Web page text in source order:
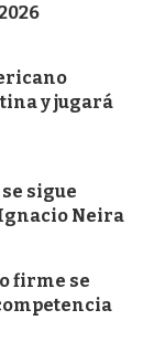
y jugará
sigue
Neira
firme se